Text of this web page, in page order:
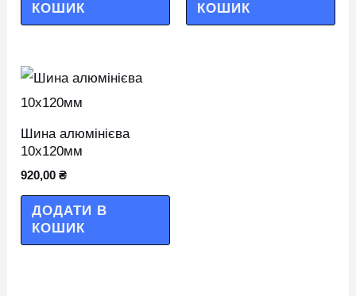
КОШИК
КОШИК
Шина алюмінієва
10х120мм
920,00₴
ДОДАТИ В
КОШИК